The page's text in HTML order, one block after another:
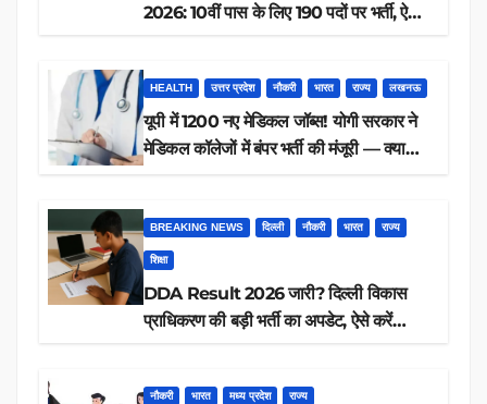
2026: 10वीं पास के लिए 190 पदों पर भर्ती, ऐसे
HEALTH उत्तर प्रदेश नौकरी भारत राज्य लखनऊ
यूपी में 1200 नए मेडिकल जॉब्स! योगी सरकार ने
मेडिकल कॉलेजों में बंपर भर्ती की मंजूरी — क्या
BREAKING NEWS दिल्ली नौकरी भारत राज्य
शिक्षा
DDA Result 2026 जारी? दिल्ली विकास
प्राधिकरण की बड़ी भर्ती का अपडेट, ऐसे करें
नौकरी भारत मध्य प्रदेश राज्य